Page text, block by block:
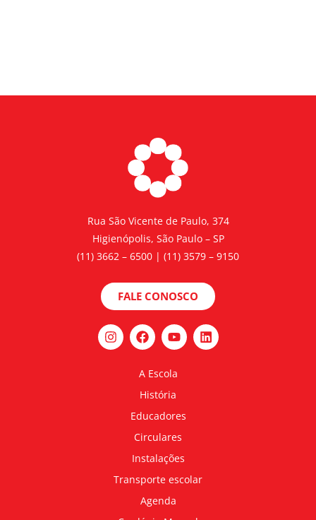
Rua São Vicente de Paulo, 374
Higienópolis, São Paulo – SP
(11) 3662 – 6500 | (11) 3579 – 9150
FALE CONOSCO
A Escola
História
Educadores
Circulares
Instalações
Transporte escolar
Agenda